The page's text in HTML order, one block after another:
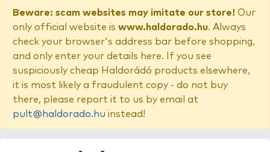
Beware: scam websites may imitate our store! Our
only official website is www.haldorado.hu. Always
check your browser's address bar before shopping,
and only enter your details here. If you see
suspiciously cheap Haldorádó products elsewhere,
it is most likely a fraudulent copy - do not buy
there, please report it to us by email at
pult@haldorado.hu instead!